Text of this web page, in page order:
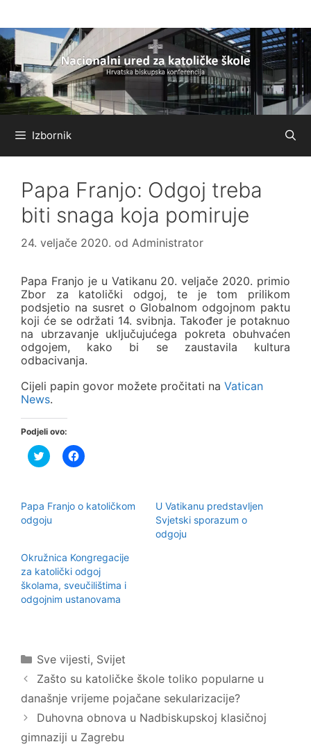
sadržaj
Izbornik
Papa Franjo: Odgoj treba
biti snaga koja pomiruje
24. veljače 2020. od Administrator
Papa Franjo je u Vatikanu 20. veljače 2020. primio
Zbor za katolički odgoj, te je tom prilikom
podsjetio na susret o Globalnom odgojnom paktu
koji će se održati 14. svibnja. Također je potaknuo
na ubrzavanje uključujućega pokreta obuhvaćen
odgojem, kako bi se zaustavila kultura
odbacivanja.
Cijeli papin govor možete pročitati na Vatican
News.
Podjeli ovo:
P
o
e
i
n
w
i
t
t
e
r
u
r
s
u
o
v
o
m
K
l
m
p
e
l
i
t
e
n
a
b
o
k
(
O
t
v
a
r
Papa Franjo o katoličkom
odgoju
U Vatikanu predstavljen
Svjetski sporazum o
odgoju
Okružnica Kongregacije
za katolički odgoj
školama, sveučilištima i
odgojnim ustanovama
Kategorije
Sve vijesti, Svijet
Zašto su katoličke škole toliko popularne u
današnje vrijeme pojačane sekularizacije?
Duhovna obnova u Nadbiskupskoj klasičnoj
gimnaziji u Zagrebu